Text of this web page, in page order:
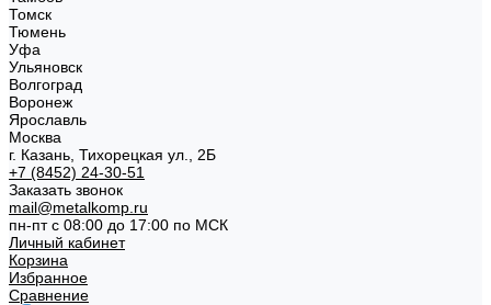
Томск
Тюмень
Уфа
Ульяновск
Волгоград
Воронеж
Ярославль
Москва
г. Казань, Тихорецкая ул., 2Б
+7 (8452) 24-30-51
Заказать звонок
mail@metalkomp.ru
пн-пт с 08:00 до 17:00 по МСК
Личный кабинет
Корзина
Избранное
Сравнение